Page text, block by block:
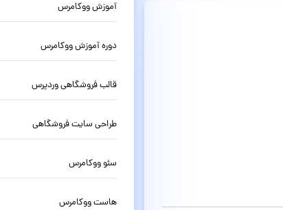
آموزش ووکامرس
دوره آموزش ووکامرس
قالب فروشگاهی وردپرس
طراحی سایت فروشگاهی
سئو ووکامرس
هاست ووکامرس